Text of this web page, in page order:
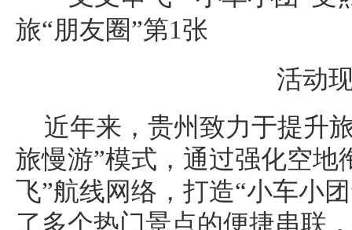
活动
近年来，贵州致力于提升
旅慢游”模式，通过强化空地
飞”航线网络，打造“小车小
了多个热门景点的便捷串联